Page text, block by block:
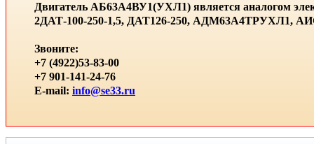
Двигатель АБ63А4ВУ1(УХЛ1) является аналогом
2ДАТ-100-250-1,5, ДАТ126-250, АДМ63А4ТРУХЛ1,
Звоните:
+7 (4922)53-83-00
+7 901-141-24-76
E-mail: info@se33.ru